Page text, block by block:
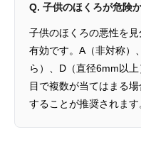
Q. 子供のほくろが危険
子供のほくろの悪性を
有効です。A（非対称）
ら）、D（直径6mm以
目で複数が当てはまる
することが推奨されます